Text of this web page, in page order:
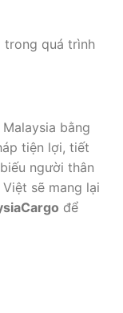
trong quá trình
bằng
tiện lợi, tiết
người thân
sẽ mang lại
để